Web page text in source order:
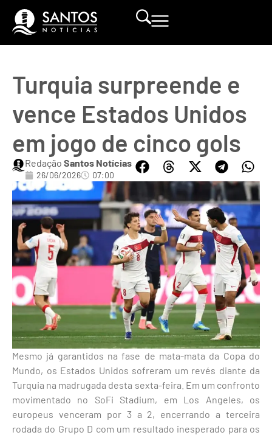
Turquia surpreende e
vence Estados Unidos
em jogo de cinco gols
Redação Santos Notícias
26/06/2026 07:00
Mesmo já garantidos na fase de mata-mata da Copa do
Mundo, os Estados Unidos sofreram um revés diante da
Turquia na madrugada desta sexta-feira. Em um confronto
movimentado no SoFi Stadium, em Los Angeles, os
europeus venceram por 3 a 2, encerrando a terceira
rodada do Grupo D com um resultado inesperado para os